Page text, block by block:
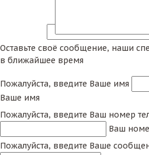
Оставьте своё сообщение, наши
в ближайшее время
Пожалуйста, введите Ваше имя
Ваше имя
Пожалуйста, введите Ваш номер
Ваш
Пожалуйста, введите Ваше